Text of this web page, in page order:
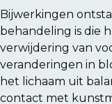
Bijwerkingen
behandeling is die
verwijdering van
veranderingen in
het lichaam uit
contact met